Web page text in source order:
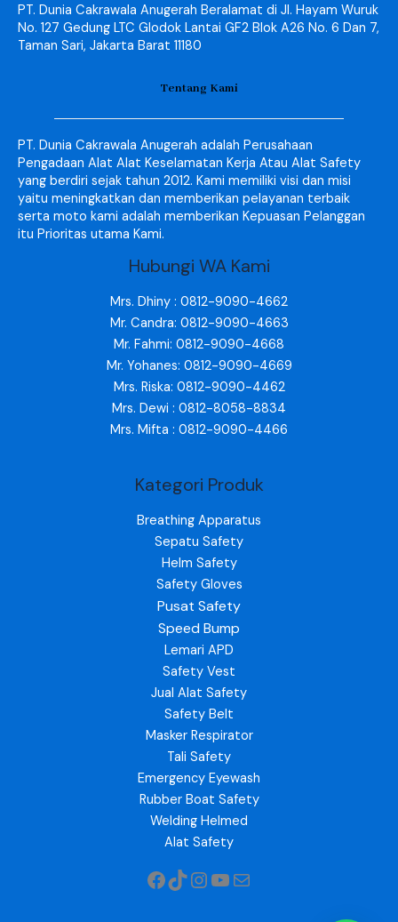
PT. Dunia Cakrawala Anugerah Beralamat di Jl. Hayam Wuruk
No. 127 Gedung LTC Glodok Lantai GF2 Blok A26 No. 6 Dan 7,
Taman Sari, Jakarta Barat 11180
Tentang Kami
PT. Dunia Cakrawala Anugerah adalah Perusahaan
Pengadaan Alat Alat Keselamatan Kerja Atau Alat Safety
yang berdiri sejak tahun 2012. Kami memiliki visi dan misi
yaitu meningkatkan dan memberikan pelayanan terbaik
serta moto kami adalah memberikan Kepuasan Pelanggan
itu Prioritas utama Kami.
Hubungi WA Kami
Mrs. Dhiny : 0812-9090-4662
Mr. Candra: 0812-9090-4663
Mr. Fahmi: 0812-9090-4668
Mr. Yohanes: 0812-9090-4669
Mrs. Riska: 0812-9090-4462
Mrs. Dewi : 0812-8058-8834
Mrs. Mifta : 0812-9090-4466
Kategori Produk
Breathing Apparatus
Sepatu Safety
Helm Safety
Safety Gloves
Pusat Safety
Speed Bump
Lemari APD
Safety Vest
Jual Alat Safety
Safety Belt
Masker Respirator
Tali Safety
Emergency Eyewash
Rubber Boat Safety
Welding Helmed
Alat Safety